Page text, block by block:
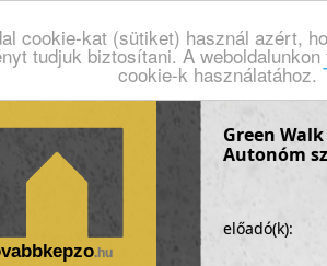
cookie-kat (sütiket) használ azért,
tudjuk biztosítani. A
cookie-k használatához.
.hu
Green
Autonóm
előadó(k):